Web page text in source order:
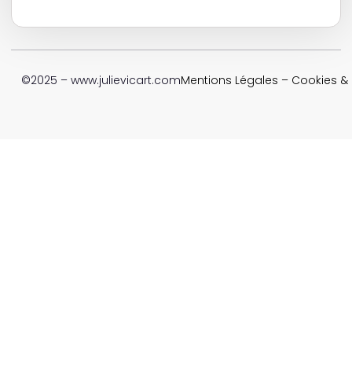
Mentions Légales – Cookies
©2025 – www.julievicart.com